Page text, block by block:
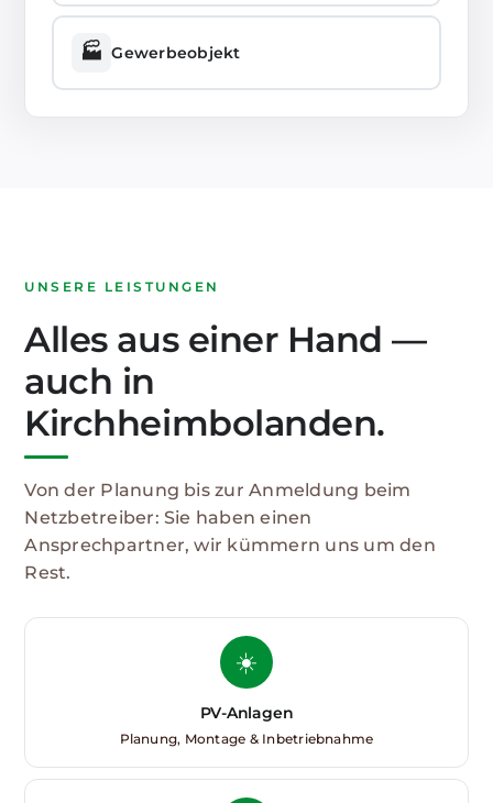
🏭 Gewerbeobjekt
UNSERE LEISTUNGEN
Alles aus einer Hand —
auch in
Kirchheimbolanden.
Von der Planung bis zur Anmeldung beim
Netzbetreiber: Sie haben einen
Ansprechpartner, wir kümmern uns um den
Rest.
☀️
PV-Anlagen
Planung, Montage & Inbetriebnahme